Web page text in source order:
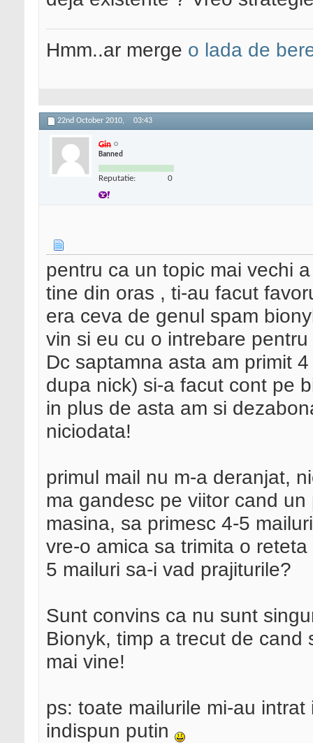
Hmm..ar merge o lada de
22nd October 2010, 03:43
Gin
Banned
Reputatie: 0
pentru ca un topic mai vechi
tine din oras , ti-au facut
era ceva de genul spam
vin si eu cu o intrebare
Dc saptamna asta am primit
dupa nick) si-a facut cont pe
in plus de asta am si
niciodata!
primul mail nu m-a deranjat,
ma gandesc pe viitor cand
masina, sa primesc 4-5
vre-o amica sa trimita o
5 mailuri sa-i vad prajiturile?
Sunt convins ca nu sunt
Bionyk, timp a trecut de
mai vine!
ps: toate mailurile mi-au
indispun putin